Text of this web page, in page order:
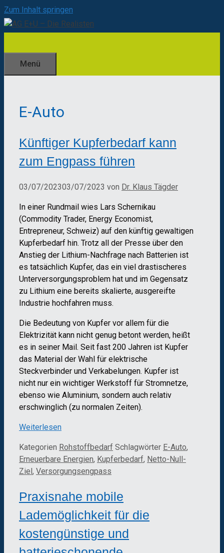
Zum Inhalt springen
Menü
E-Auto
Künftiger Kupferbedarf kann
zum Engpass führen
03/07/202303/07/2023 von Dr. Klaus Tägder
In einer Rundmail wies Lars Schernikau
(Commodity Trader, Energy Economist,
Entrepreneur, Schweiz) auf den künftig gewaltigen
Kupferbedarf hin. Trotz all der Presse über den
Anstieg der Lithium-Nachfrage nach Batterien ist
es tatsächlich Kupfer, das ein viel drastischeres
Unterversorgungsproblem hat und im Gegensatz
zu Lithium eine bereits skalierte, ausgereifte
Industrie hochfahren muss.
Die Bedeutung von Kupfer vor allem für die
Elektrizität kann nicht genug betont werden, heißt
es in seiner Mail. Seit fast 200 Jahren ist Kupfer
das Material der Wahl für elektrische
Steckverbinder und Verkabelungen. Kupfer ist
nicht nur ein wichtiger Werkstoff für Stromnetze,
ebenso wie Aluminium, sondern auch relativ
erschwinglich (zu normalen Zeiten).
Weiterlesen
Kategorien Rohstoffbedarf Schlagwörter E-Auto,
Erneuerbare Energien, Kupferbedarf, Netto-Null-
Ziel, Versorgungsengpass
Praxisnahe mobile
Lademöglichkeit für die
kostengünstige und